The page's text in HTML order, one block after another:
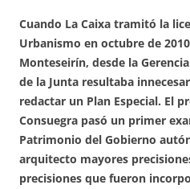
Cuando La Caixa tramitó la
Urbanismo en octubre de
Monteseirín, desde la
de la Junta resultaba
redactar un Plan Especial. El
Consuegra pasó un primer
Patrimonio del Gobierno
arquitecto mayores
precisiones que fueron